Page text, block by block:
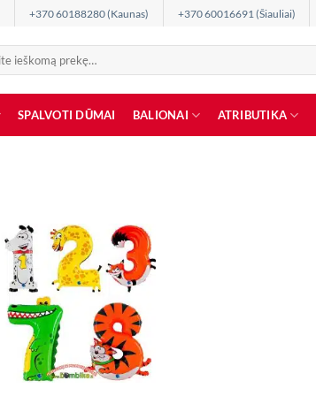
+370 60188280 (Kaunas) +370 60016691 (Šiauliai)
SPALVOTI DŪMAI BALIONAI ATRIBUTIKA